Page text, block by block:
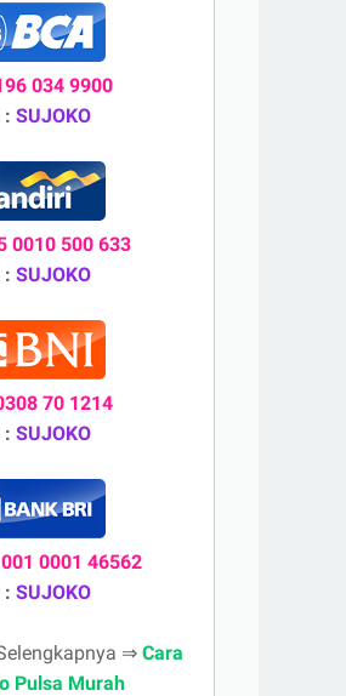
034 9900
: SUJOKO
0010 500 633
: SUJOKO
70 1214
: SUJOKO
0001 46562
: SUJOKO
⇒ Cara
Pulsa Murah